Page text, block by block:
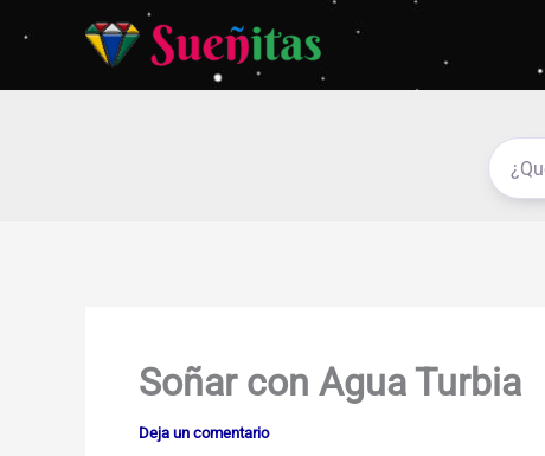
contenido
Soñar con Agua Turbia
Deja un comentario